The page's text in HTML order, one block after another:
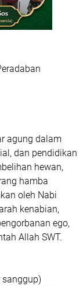
agung dalam
dan pendidikan
hewan,
hamba
oleh Nabi
kenabian,
ego,
Allah SWT.